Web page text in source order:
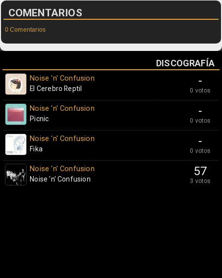
COMENTARIOS
0 Comentarios
DISCOGRAFÍA
-
0 votos
Noise 'n' Confusion
El Cerebro Reptil
-
0 votos
Noise 'n' Confusion
Picnic
-
0 votos
Noise 'n' Confusion
Fika
57
3 votos
Noise 'n' Confusion
Noise 'n' Confusion